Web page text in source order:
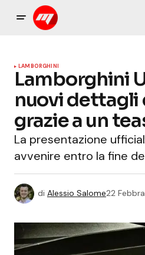
LAMBORGHINI
Lamborghini
nuovi dettagli
grazie a un
La presentazione
avvenire entro la fine
di Alessio Salome22